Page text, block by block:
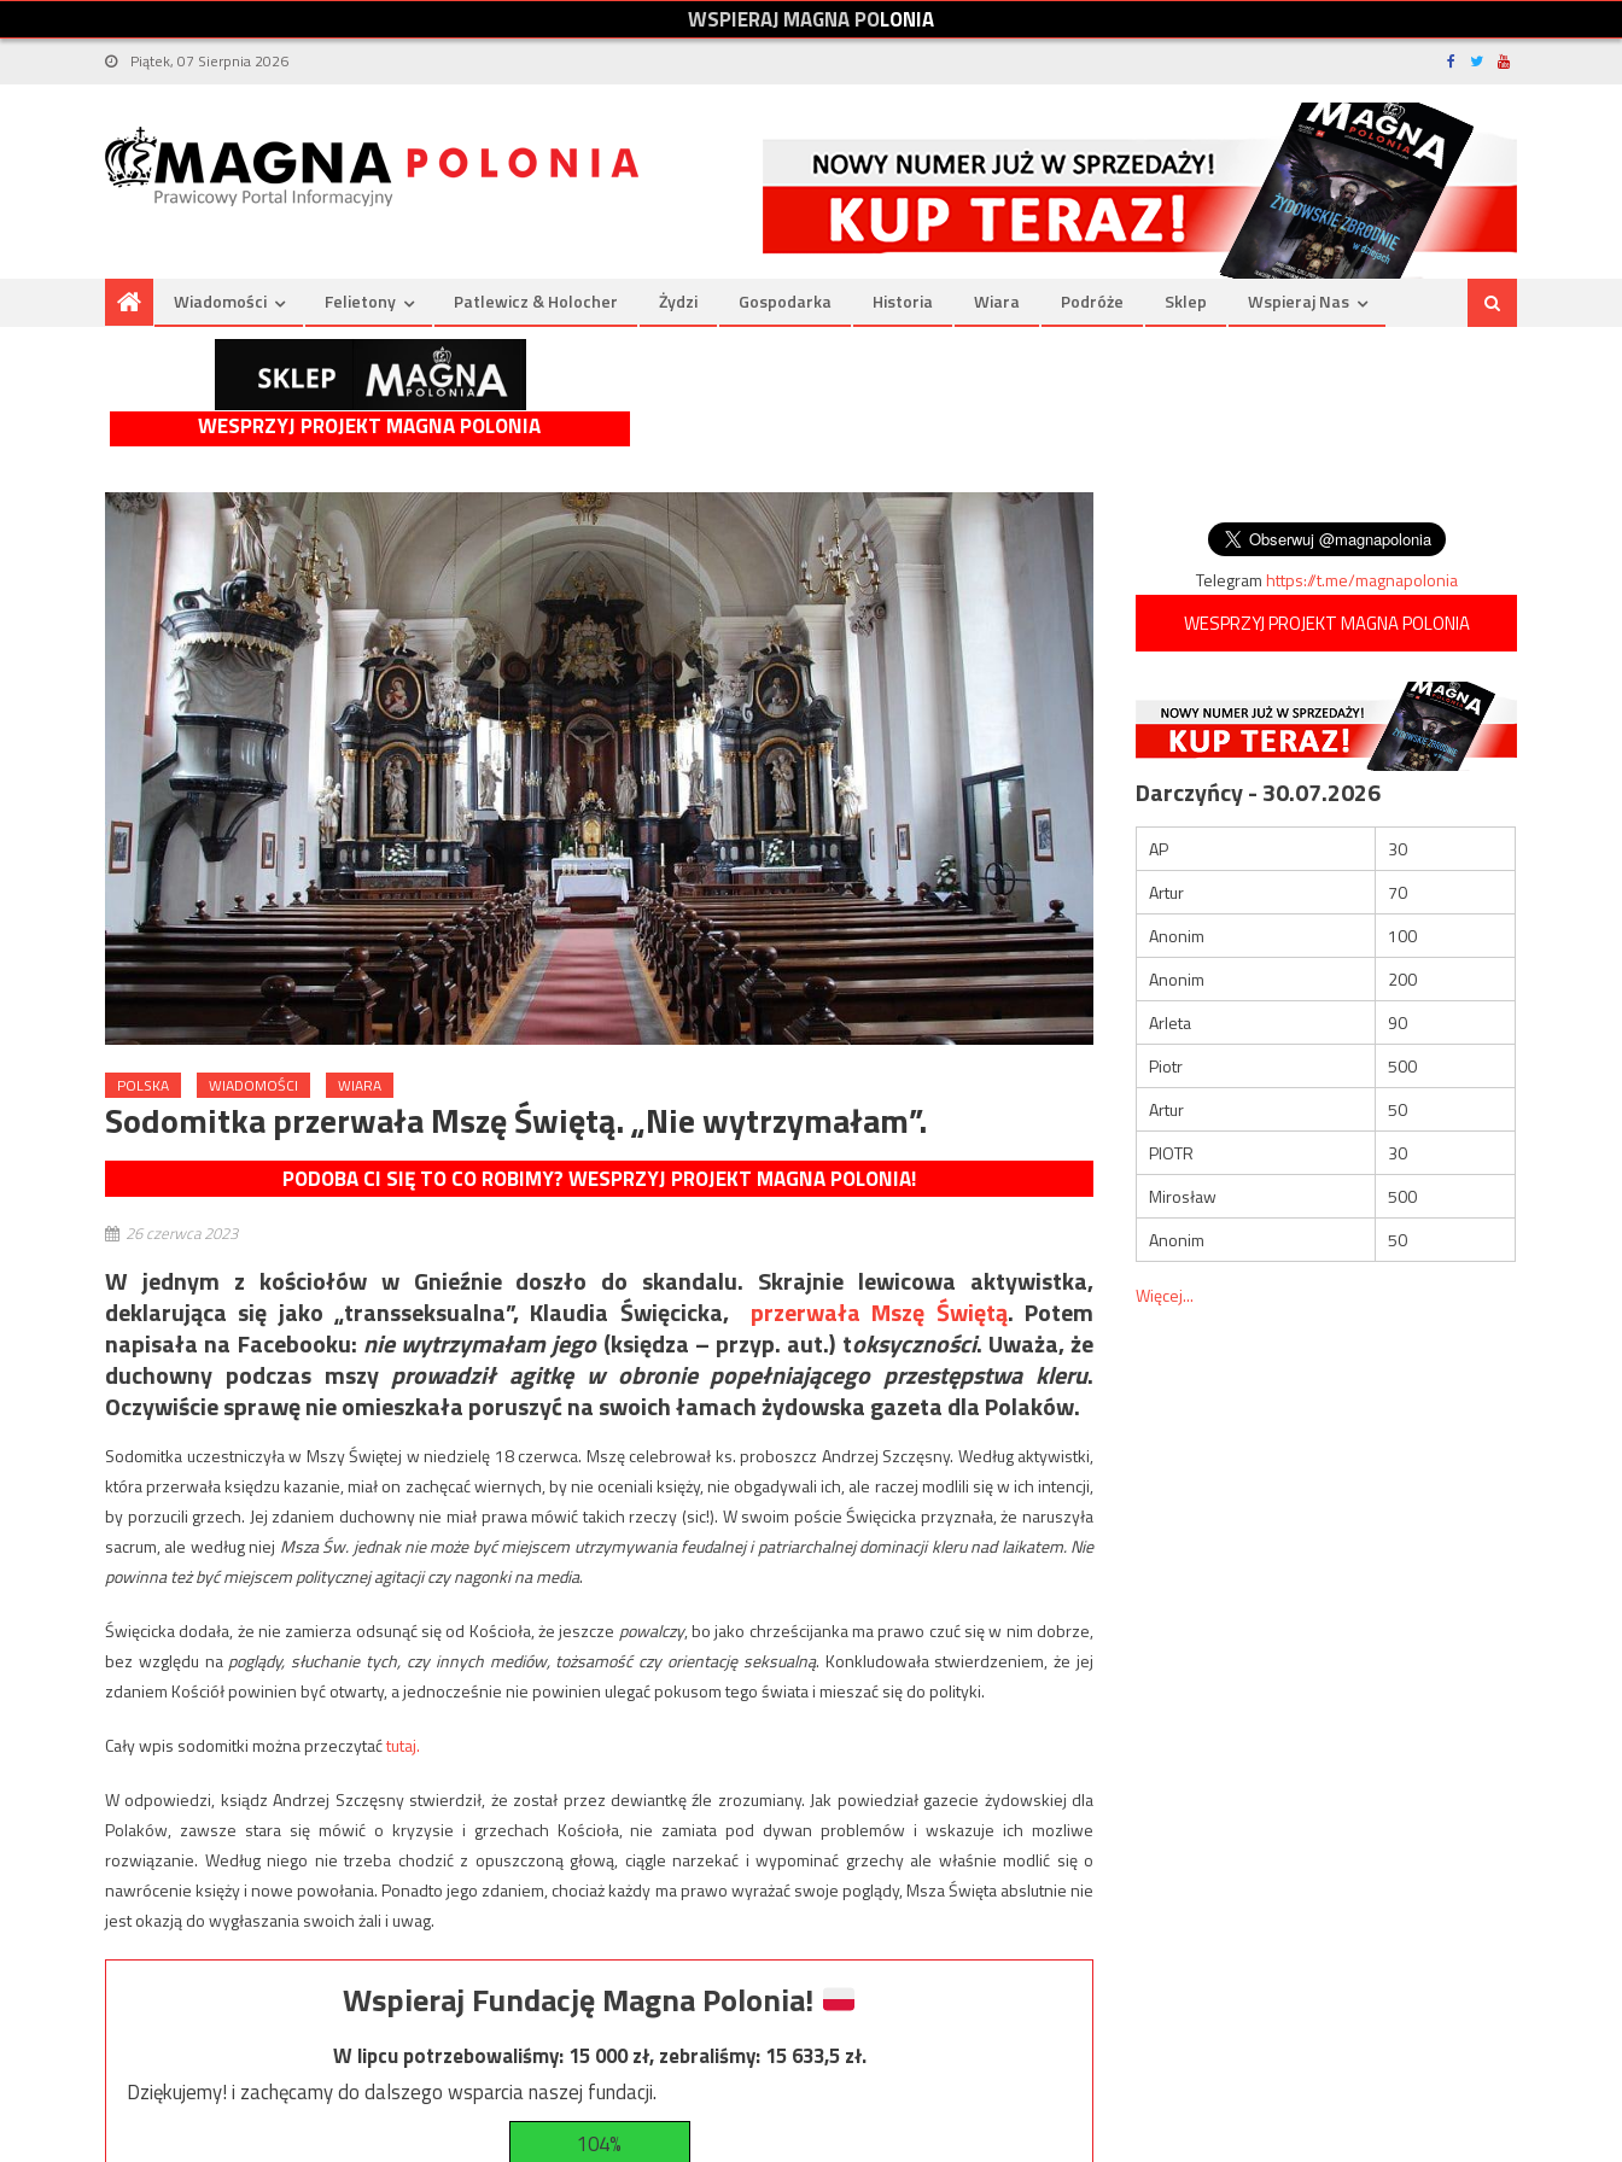
WSPIERAJMAGNAPOLONIA
Piątek, 07 Sierpnia 2026
Wiadomości Felietony Patlewicz & Holocher Żydzi Gospodarka Historia Wiara Podróże Sklep Wspieraj Nas
WESPRZYJ PROJEKT MAGNA POLONIA
POLSKA WIADOMOŚCI WIARA
Sodomitka przerwała Mszę Świętą. „Nie wytrzymałam”.
PODOBA CI SIĘ TO CO ROBIMY? WESPRZYJ PROJEKT MAGNA POLONIA!
26 czerwca 2023
W jednym z kościołów w Gnieźnie doszło do skandalu. Skrajnie lewicowa aktywistka,
deklarująca się jako „transseksualna”, Klaudia Święcicka, przerwała Mszę Świętą. Potem
napisała na Facebooku: nie wytrzymałam jego(księdza – przyp. aut.) toksyczności. Uważa, że
duchowny podczas mszy prowadził agitkę w obronie popełniającego przestępstwa kleru.
Oczywiście sprawę nie omieszkała poruszyć na swoich łamach żydowska gazeta dla Polaków.
Sodomitka uczestniczyła w Mszy Świętej w niedzielę 18 czerwca. Mszę celebrował ks. proboszcz Andrzej Szczęsny. Według aktywistki,
która przerwała księdzu kazanie, miał on zachęcać wiernych, by nie oceniali księży, nie obgadywali ich, ale raczej modlili się w ich intencji,
by porzucili grzech. Jej zdaniem duchowny nie miał prawa mówić takich rzeczy (sic!). W swoim poście Święcicka przyznała, że naruszyła
sacrum, ale według niej Msza Św. jednak nie może być miejscem utrzymywania feudalnej i patriarchalnej dominacji kleru nad laikatem. Nie
powinna też być miejscem politycznej agitacji czy nagonki na media.
Święcicka dodała, że nie zamierza odsunąć się od Kościoła, że jeszcze powalczy, bo jako chrześcijanka ma prawo czuć się w nim dobrze,
bez względu na poglądy, słuchanie tych, czy innych mediów, tożsamość czy orientację seksualną. Konkludowała stwierdzeniem, że jej
zdaniem Kościół powinien być otwarty, a jednocześnie nie powinien ulegać pokusom tego świata i mieszać się do polityki.
Cały wpis sodomitki można przeczytaćtutaj.
W odpowiedzi, ksiądz Andrzej Szczęsny stwierdził, że został przez dewiantkę źle zrozumiany. Jak powiedział gazecie żydowskiej dla
Polaków, zawsze stara się mówić o kryzysie i grzechach Kościoła, nie zamiata pod dywan problemów i wskazuje ich mozliwe
rozwiązanie. Według niego nie trzeba chodzić z opuszczoną głową, ciągle narzekać i wypominać grzechy ale właśnie modlić się o
nawrócenie księży i nowe powołania. Ponadto jego zdaniem, chociaż każdy ma prawo wyrażać swoje poglądy, Msza Święta abslutnie nie
jest okazją do wygłaszania swoich żali i uwag.
Wspieraj Fundację Magna Polonia!
W lipcu potrzebowaliśmy:15 000zł, zebraliśmy:15 633,5zł.
Dziękujemy! i zachęcamy do dalszego wsparcia naszej fundacji.
104%
Telegramhttps://t.me/magnapolonia
WESPRZYJ PROJEKT MAGNA POLONIA
Darczyńcy - 30.07.2026
AP
30
Artur
70
Anonim
100
Anonim
200
Arleta
90
Piotr
500
Artur
50
PIOTR
30
Mirosław
500
Anonim
50
Więcej...